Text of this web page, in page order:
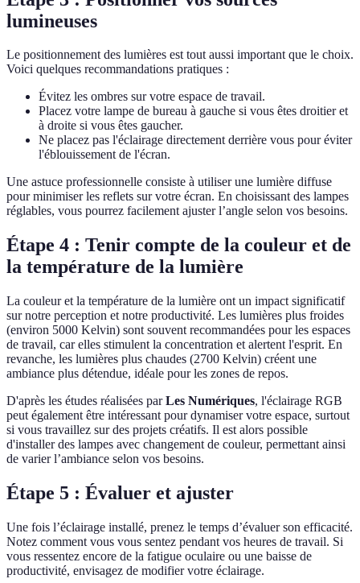
lumineuses
Le positionnement des lumières est tout aussi important que le choix.
Voici quelques recommandations pratiques :
Évitez les ombres sur votre espace de travail.
Placez votre lampe de bureau à gauche si vous êtes droitier et
à droite si vous êtes gaucher.
Ne placez pas l'éclairage directement derrière vous pour éviter
l'éblouissement de l'écran.
Une astuce professionnelle consiste à utiliser une lumière diffuse
pour minimiser les reflets sur votre écran. En choisissant des lampes
réglables, vous pourrez facilement ajuster l’angle selon vos besoins.
Étape 4 : Tenir compte de la couleur et de
la température de la lumière
La couleur et la température de la lumière ont un impact significatif
sur notre perception et notre productivité. Les lumières plus froides
(environ 5000 Kelvin) sont souvent recommandées pour les espaces
de travail, car elles stimulent la concentration et alertent l'esprit. En
revanche, les lumières plus chaudes (2700 Kelvin) créent une
ambiance plus détendue, idéale pour les zones de repos.
D'après les études réalisées parLes Numériques, l'éclairage RGB
peut également être intéressant pour dynamiser votre espace, surtout
si vous travaillez sur des projets créatifs. Il est alors possible
d'installer des lampes avec changement de couleur, permettant ainsi
de varier l’ambiance selon vos besoins.
Étape 5 : Évaluer et ajuster
Une fois l’éclairage installé, prenez le temps d’évaluer son efficacité.
Notez comment vous vous sentez pendant vos heures de travail. Si
vous ressentez encore de la fatigue oculaire ou une baisse de
productivité, envisagez de modifier votre éclairage.